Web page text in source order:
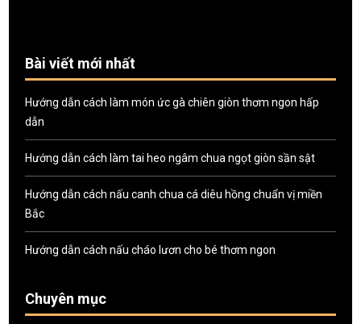
Bài viết mới nhất
Hướng dẫn cách làm món ức gà chiên giòn thơm ngon hấp
dẫn
Hướng dẫn cách làm tai heo ngâm chua ngọt giòn sần sật
Hướng dẫn cách nấu canh chua cá diêu hồng chuẩn vị miền
Bắc
Hướng dẫn cách nấu cháo lươn cho bé thơm ngon
Chuyên mục